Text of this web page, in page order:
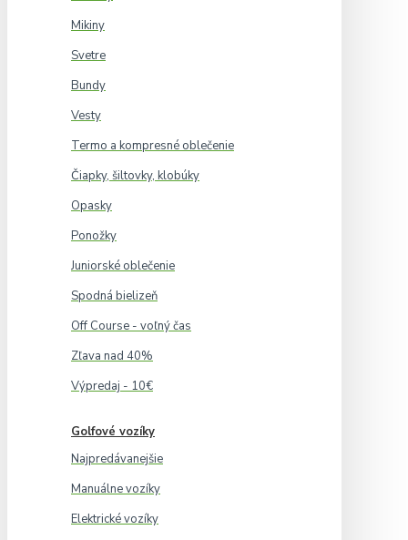
Mikiny
Svetre
Bundy
Vesty
Termo a kompresné oblečenie
Čiapky, šiltovky, klobúky
Opasky
Ponožky
Juniorské oblečenie
Spodná bielizeň
Off Course - voľný čas
Zľava nad 40%
Výpredaj - 10€
Golfové vozíky
Najpredávanejšie
Manuálne vozíky
Elektrické vozíky